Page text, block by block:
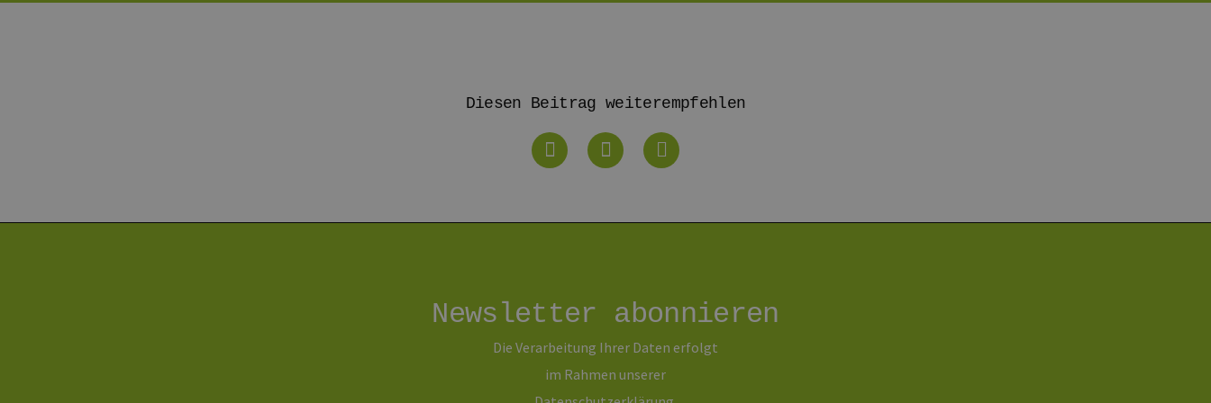
Diesen Beitrag weiterempfehlen
Newsletter abonnieren
Die Verarbeitung Ihrer Daten erfolgt
im Rahmen unserer